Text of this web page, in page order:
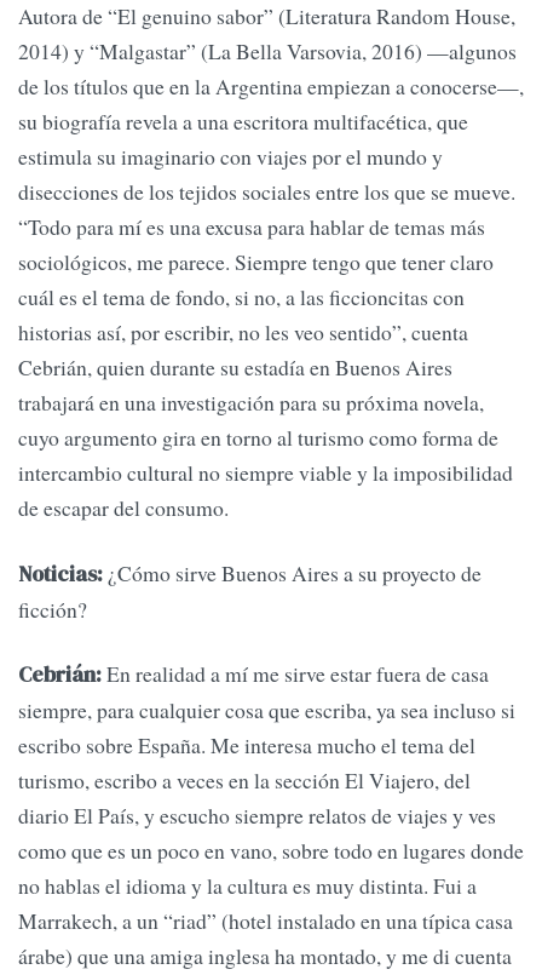
Autora de “El genuino sabor” (Literatura Random House,
2014) y “Malgastar” (La Bella Varsovia, 2016) —algunos
de los títulos que en la Argentina empiezan a conocerse—,
su biografía revela a una escritora multifacética, que
estimula su imaginario con viajes por el mundo y
disecciones de los tejidos sociales entre los que se mueve.
“Todo para mí es una excusa para hablar de temas más
sociológicos, me parece. Siempre tengo que tener claro
cuál es el tema de fondo, si no, a las ficcioncitas con
historias así, por escribir, no les veo sentido”, cuenta
Cebrián, quien durante su estadía en Buenos Aires
trabajará en una investigación para su próxima novela,
cuyo argumento gira en torno al turismo como forma de
intercambio cultural no siempre viable y la imposibilidad
de escapar del consumo.
Noticias: ¿Cómo sirve Buenos Aires a su proyecto de
ficción?
Cebrián:En realidad a mí me sirve estar fuera de casa
siempre, para cualquier cosa que escriba, ya sea incluso si
escribo sobre España. Me interesa mucho el tema del
turismo, escribo a veces en la sección El Viajero, del
diario El País, y escucho siempre relatos de viajes y ves
como que es un poco en vano, sobre todo en lugares donde
no hablas el idioma y la cultura es muy distinta. Fui a
Marrakech, a un “riad” (hotel instalado en una típica casa
árabe) que una amiga inglesa ha montado, y me di cuenta